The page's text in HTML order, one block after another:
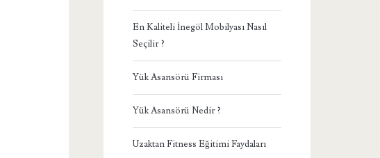
En Kaliteli İnegöl Mobilyası Nasıl
Seçilir ?
Yük Asansörü Firması
Yük Asansörü Nedir ?
Uzaktan Fitness Eğitimi Faydaları